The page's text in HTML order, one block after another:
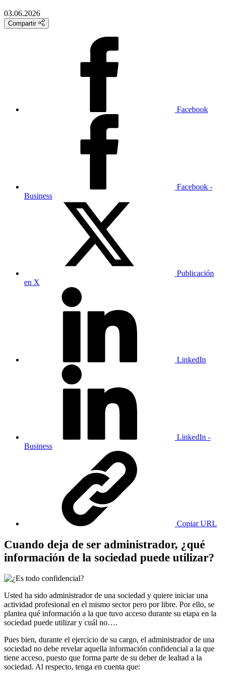
03.06.2026
Compartir
Facebook
Facebook -
Business
Publicación
en X
LinkedIn
LinkedIn -
Business
Copiar URL
Cuando deja de ser administrador, ¿qué
información de la sociedad puede utilizar?
Usted ha sido administrador de una sociedad y quiere iniciar una
actividad profesional en el mismo sector pero por libre. Por ello, se
plantea qué información a la que tuvo acceso durante su etapa en la
sociedad puede utilizar y cuál no….
Pues bien, durante el ejercicio de su cargo, el administrador de una
sociedad no debe revelar aquella información confidencial a la que
tiene acceso, puesto que forma parte de su deber de lealtad a la
sociedad. Al respecto, tenga en cuenta que: